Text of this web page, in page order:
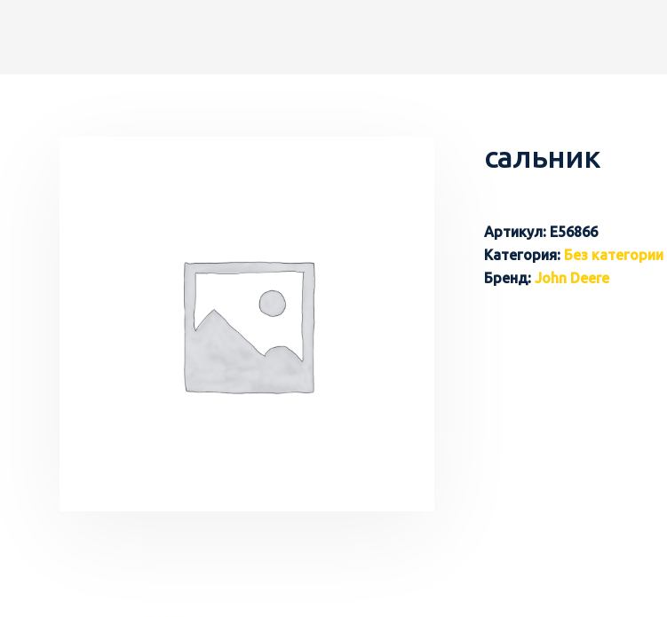
сальник
Артикул: E56866
Категория: Без категории
Бренд: John Deere